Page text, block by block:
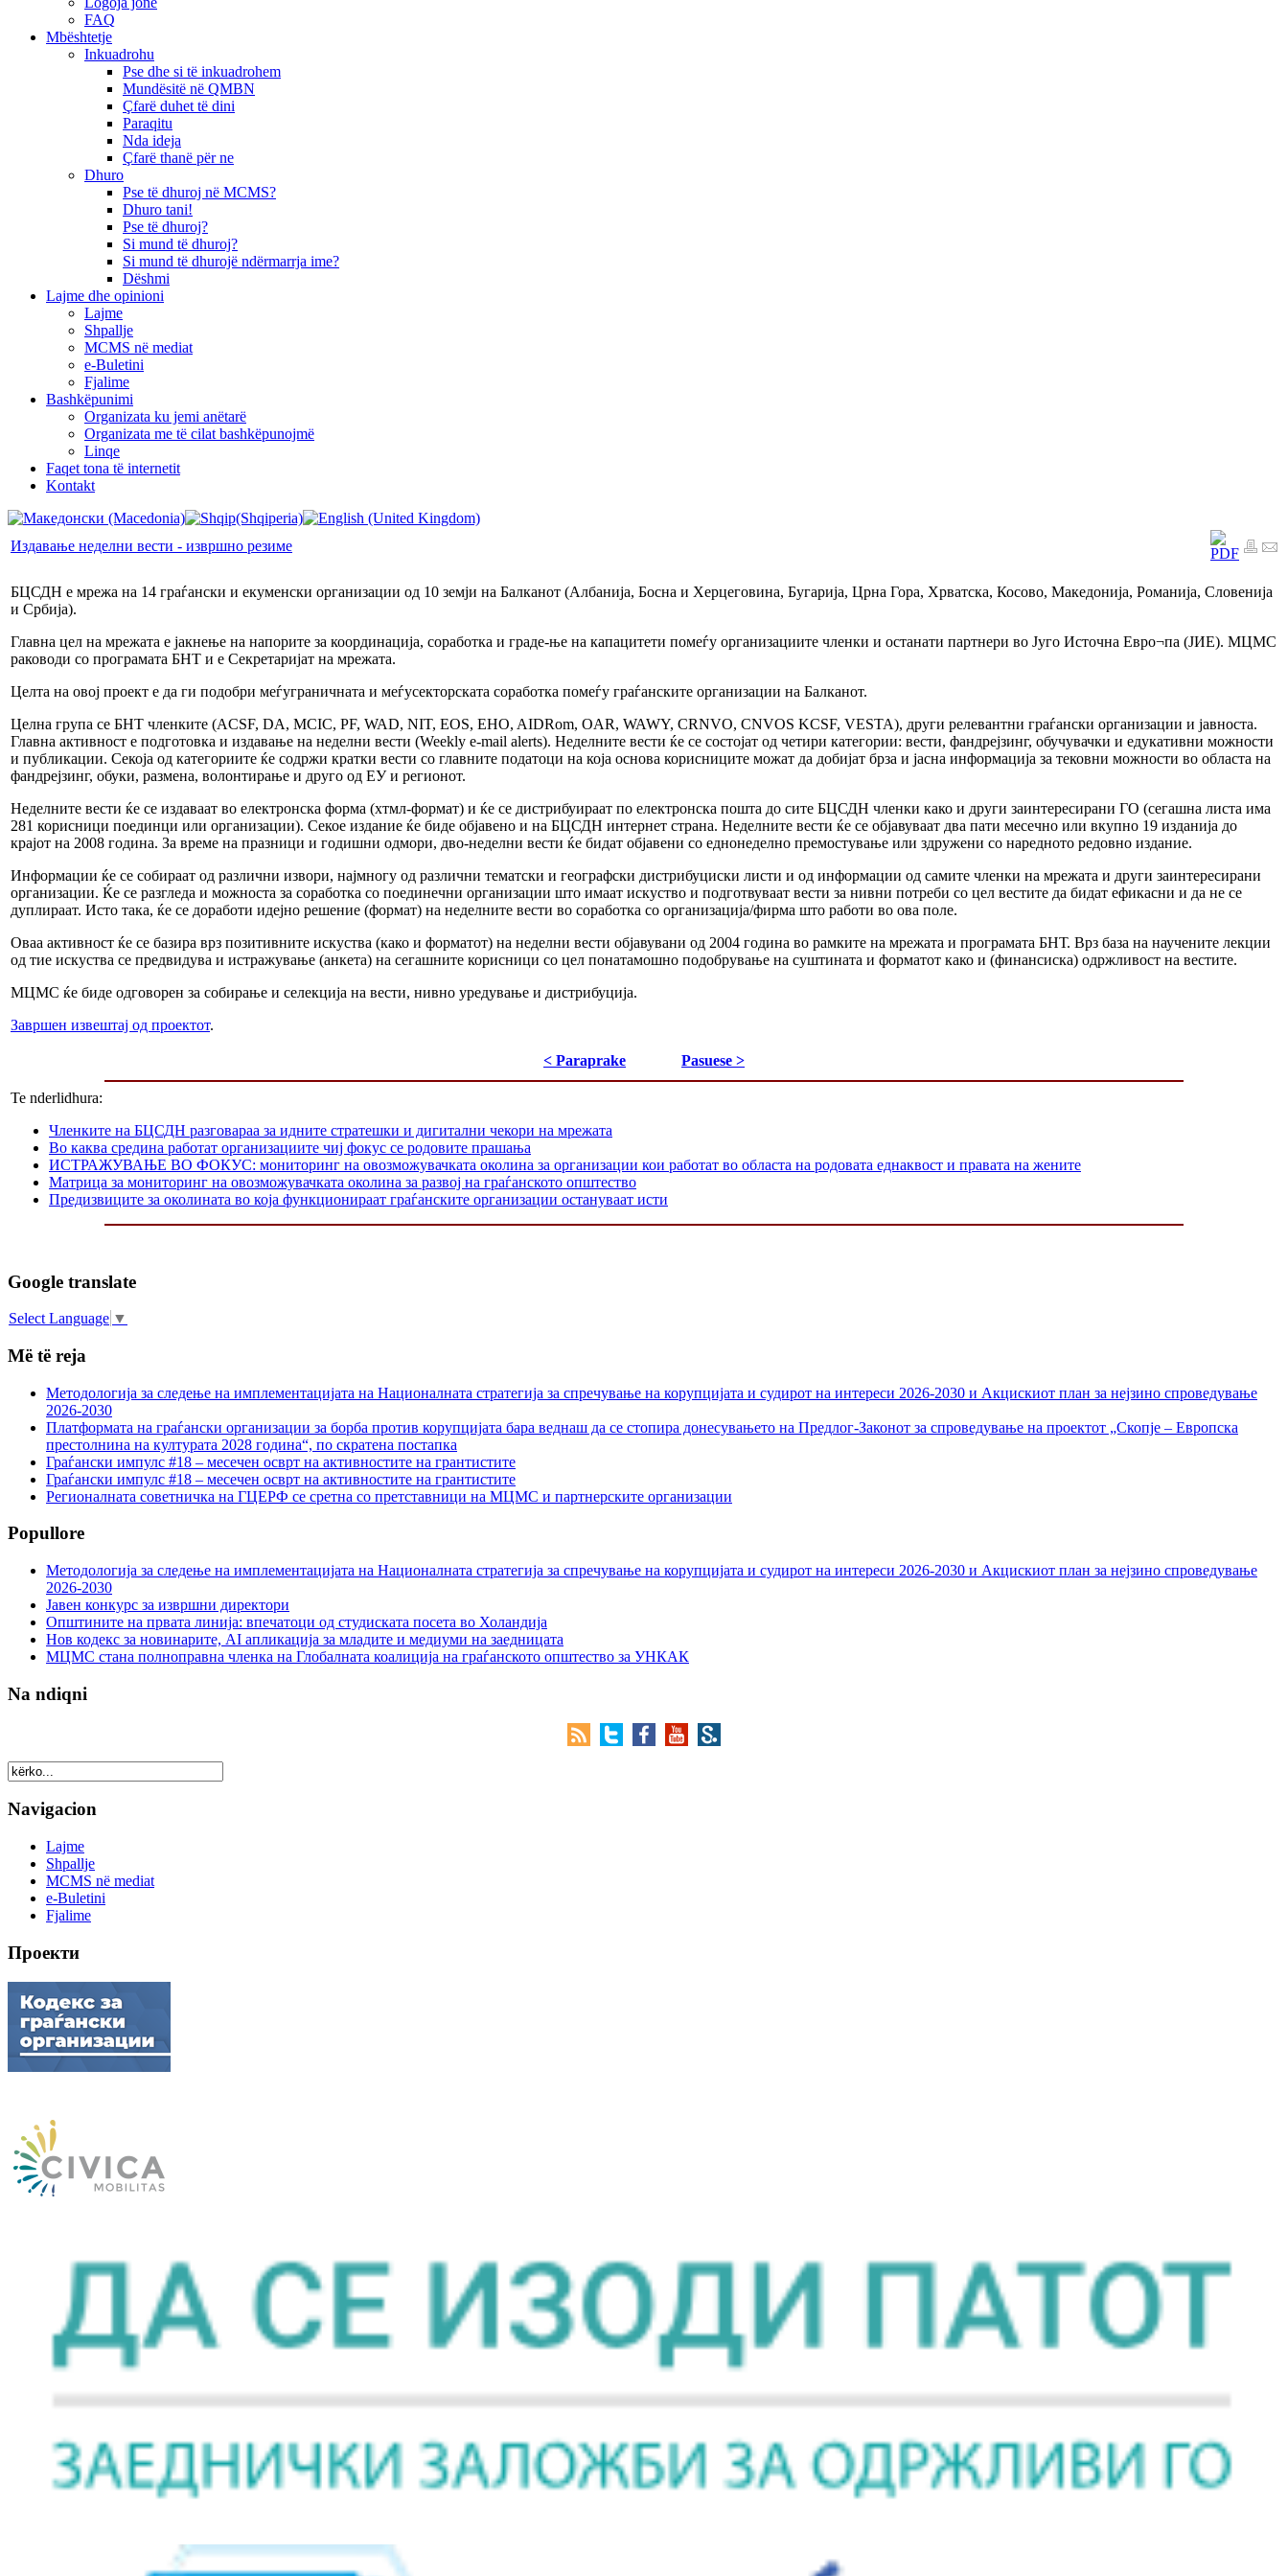
FAQ
Mbështetje
Inkuadrohu
Pse dhe si të inkuadrohem
Mundësitë në QMBN
Çfarë duhet të dini
Paraqitu
Nda ideja
Çfarë thanë për ne
Dhuro
Pse të dhuroj në MCMS?
Dhuro tani!
Pse të dhuroj?
Si mund të dhuroj?
Si mund të dhurojë ndërmarrja ime?
Dëshmi
Lajme dhe opinioni
Lajme
Shpallje
MCMS në mediat
e-Buletini
Fjalime
Bashkëpunimi
Organizata ku jemi anëtarë
Organizata me të cilat bashkëpunojmë
Linqe
Faqet tona të internetit
Kontakt
Издавање неделни вести - извршно резиме
БЦСДН е мрежа на 14 граѓански и екуменски организации од 10 земји на Балканот (Албанија, Босна и Херцеговина, Бугарија, Црна Гора, Хрватска, Косово, Македонија, Романија, Словенија
и Србија).
Главна цел на мрежата е јакнење на напорите за координација, соработка и граде-ње на капацитети помеѓу организациите членки и останати партнери во Југо Источна Евро¬па (ЈИЕ). МЦМС
раководи со програмата БНТ и е Секретаријат на мрежата.
Целта на овој проект е да ги подобри меѓуграничната и меѓусекторската соработка помеѓу граѓанските организации на Балканот.
Целна група се БНТ членките (ACSF, DA, MCIC, PF, WAD, NIT, EOS, EHO, AIDRom, OAR, WAWY, CRNVO, CNVOS KCSF, VESTA), други релевантни граѓански организации и јавноста.
Главна активност е подготовка и издавање на неделни вести (Weekly e-mail alerts). Неделните вести ќе се состојат од четири категории: вести, фандрејзинг, обучувачки и едукативни можности
и публикации. Секоја од категориите ќе содржи кратки вести со главните податоци на која основа корисниците можат да добијат брза и јасна информација за тековни можности во областа на
фандрејзинг, обуки, размена, волонтирање и друго од ЕУ и регионот.
Неделните вести ќе се издаваат во електронска форма (хтмл-формат) и ќе се дистрибуираат по електронска пошта до сите БЦСДН членки како и други заинтересирани ГО (сегашна листа има
281 корисници поединци или организации). Секое издание ќе биде објавено и на БЦСДН интернет страна. Неделните вести ќе се објавуваат два пати месечно или вкупно 19 изданија до
крајот на 2008 година. За време на празници и годишни одмори, дво-неделни вести ќе бидат објавени со еднонеделно премостување или здружени со наредното редовно издание.
Информации ќе се собираат од различни извори, најмногу од различни тематски и географски дистрибуциски листи и од информации од самите членки на мрежата и други заинтересирани
организации. Ќе се разгледа и можноста за соработка со поединечни организации што имаат искуство и подготвуваат вести за нивни потреби со цел вестите да бидат ефикасни и да не се
дуплираат. Исто така, ќе се доработи идејно решение (формат) на неделните вести во соработка со организација/фирма што работи во ова поле.
Оваа активност ќе се базира врз позитивните искуства (како и форматот) на неделни вести објавувани од 2004 година во рамките на мрежата и програмата БНТ. Врз база на научените лекции
од тие искуства се предвидува и истражување (анкета) на сегашните корисници со цел понатамошно подобрување на суштината и форматот како и (финансиска) одржливост на вестите.
МЦМС ќе биде одговорен за собирање и селекција на вести, нивно уредување и дистрибуција.
Завршен извештај од проектот.
< Paraprake Pasuese >
Te nderlidhura:
Членките на БЦСДН разговараа за идните стратешки и дигитални чекори на мрежата
Во каква средина работат организациите чиј фокус се родовите прашања
ИСТРАЖУВАЊЕ ВО ФОКУС: мониторинг на овозможувачката околина за организации кои работат во областа на родовата еднаквост и правата на жените
Матрица за мониторинг на овозможувачката околина за развој на граѓанското општество
Предизвиците за околината во која функционираат граѓанските организации остануваат исти
Google translate
Select Language ▼
Më të reja
Методологија за следење на имплементацијата на Националната стратегија за спречување на корупцијата и судирот на интереси 2026-2030 и Акцискиот план за нејзино спроведување
2026-2030
Платформата на граѓански организации за борба против корупцијата бара веднаш да се стопира донесувањето на Предлог-Законот за спроведување на проектот „Скопје – Европска
престолнина на културата 2028 година“, по скратена постапка
Граѓански импулс #18 – месечен осврт на активностите на грантистите
Граѓански импулс #18 – месечен осврт на активностите на грантистите
Регионалната советничка на ГЦЕРФ се сретна со претставници на МЦМС и партнерските организации
Popullore
Методологија за следење на имплементацијата на Националната стратегија за спречување на корупцијата и судирот на интереси 2026-2030 и Акцискиот план за нејзино спроведување
2026-2030
Јавен конкурс за извршни директори
Општините на првата линија: впечатоци од студиската посета во Холандија
Нов кодекс за новинарите, AI апликација за младите и медиуми на заедницата
МЦМС стана полноправна членка на Глобалната коалиција на граѓанското општество за УНКАК
Na ndiqni
Navigacion
Lajme
Shpallje
MCMS në mediat
e-Buletini
Fjalime
Проекти